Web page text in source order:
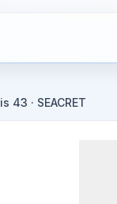
43 · SEACRET